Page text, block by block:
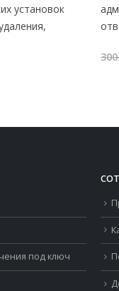
установок
под ключ